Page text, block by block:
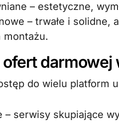
– estetyczne,
– trwałe i solidne,
montażu.
darmowej
do wielu platform
– serwisy skupiające